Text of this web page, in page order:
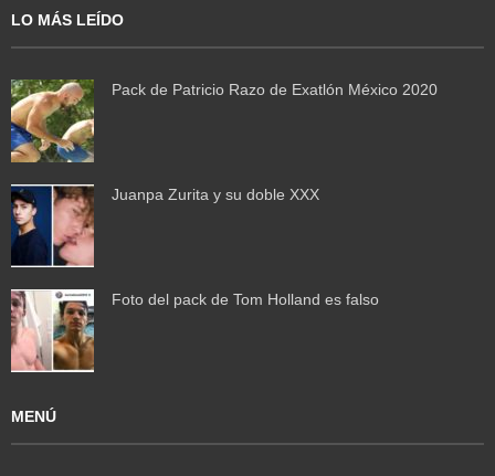
LO MÁS LEÍDO
Pack de Patricio Razo de Exatlón México 2020
Juanpa Zurita y su doble XXX
Foto del pack de Tom Holland es falso
MENÚ